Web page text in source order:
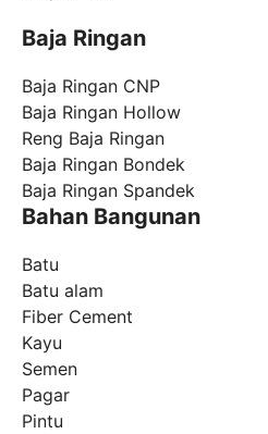
Baja Ringan
Baja Ringan CNP
Baja Ringan Hollow
Reng Baja Ringan
Baja Ringan Bondek
Baja Ringan Spandek
Bahan Bangunan
Batu
Batu alam
Fiber Cement
Kayu
Semen
Pagar
Pintu